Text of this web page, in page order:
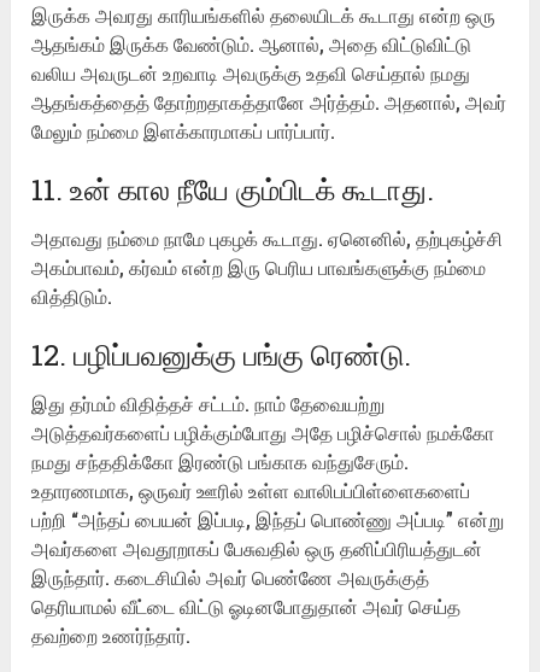
இருக்க அவரது காரியங்களில் தலையிடக் கூடாது என்ற ஒரு
ஆதங்கம் இருக்க வேண்டும். ஆனால், அதை விட்டுவிட்டு
வலிய அவருடன் உறவாடி அவருக்கு உதவி செய்தால் நமது
ஆதங்கத்தைத் தோற்றதாகத்தானே அர்த்தம். அதனால், அவர்
மேலும் நம்மை இளக்காரமாகப் பார்ப்பார்.
11. உன் கால நீயே கும்பிடக் கூடாது.
அதாவது நம்மை நாமே புகழக் கூடாது. ஏனெனில், தற்புகழ்ச்சி
அகம்பாவம், கர்வம் என்ற இரு பெரிய பாவங்களுக்கு நம்மை
வித்திடும்.
12. பழிப்பவனுக்கு பங்கு ரெண்டு.
இது தர்மம் விதித்தச் சட்டம். நாம் தேவையற்று
அடுத்தவர்களைப் பழிக்கும்போது அதே பழிச்சொல் நமக்கோ
நமது சந்ததிக்கோ இரண்டு பங்காக வந்துசேரும்.
உதாரணமாக, ஒருவர் ஊரில் உள்ள வாலிபப்பிள்ளைகளைப்
பற்றி “அந்தப் பையன் இப்படி, இந்தப் பொண்ணு அப்படி” என்று
அவர்களை அவதூறாகப் பேசுவதில் ஒரு தனிப்பிரியத்துடன்
இருந்தார். கடைசியில் அவர் பெண்ணே அவருக்குத்
தெரியாமல் வீட்டை விட்டு ஓடினபோதுதான் அவர் செய்த
தவற்றை உணர்ந்தார்.